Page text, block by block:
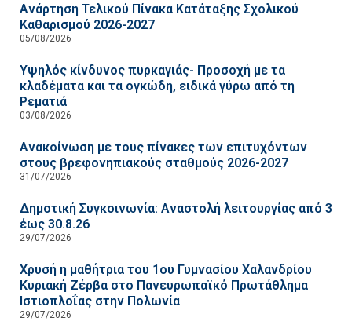
Ανάρτηση Τελικού Πίνακα Κατάταξης Σχολικού
Καθαρισμού 2026-2027
05/08/2026
Υψηλός κίνδυνος πυρκαγιάς- Προσοχή με τα
κλαδέματα και τα ογκώδη, ειδικά γύρω από τη
Ρεματιά
03/08/2026
Ανακοίνωση με τους πίνακες των επιτυχόντων
στους βρεφονηπιακούς σταθμούς 2026-2027
31/07/2026
Δημοτική Συγκοινωνία: Αναστολή λειτουργίας από 3
έως 30.8.26
29/07/2026
Χρυσή η μαθήτρια του 1ου Γυμνασίου Χαλανδρίου
Κυριακή Ζέρβα στο Πανευρωπαϊκό Πρωτάθλημα
Ιστιοπλοΐας στην Πολωνία
29/07/2026